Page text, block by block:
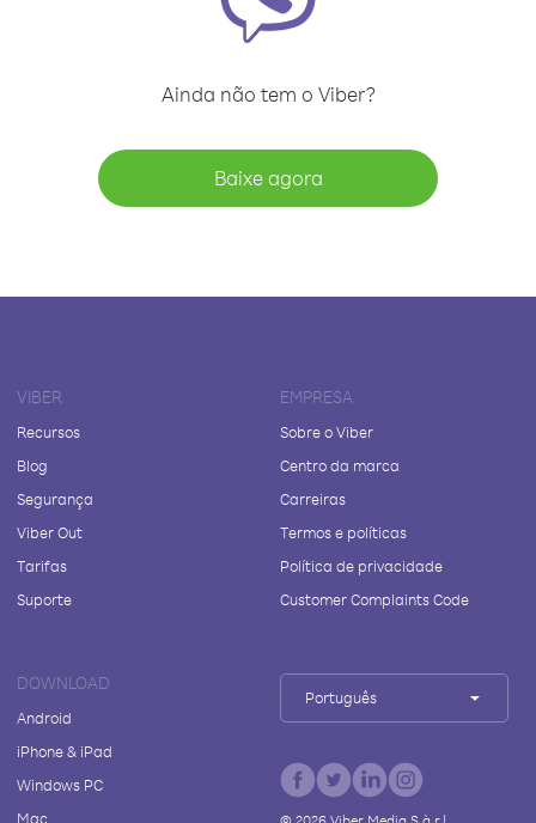
Ainda não tem o Viber?
Baixe agora
VIBER
Recursos
Blog
Segurança
Viber Out
Tarifas
Suporte
EMPRESA
Sobre o Viber
Centro da marca
Carreiras
Termos e políticas
Política de privacidade
Customer Complaints Code
DOWNLOAD
Android
iPhone & iPad
Windows PC
Mac
Português